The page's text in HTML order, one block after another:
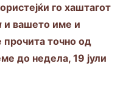
го хаштагот
и вашето име и
точно од
до недела, 19 јули